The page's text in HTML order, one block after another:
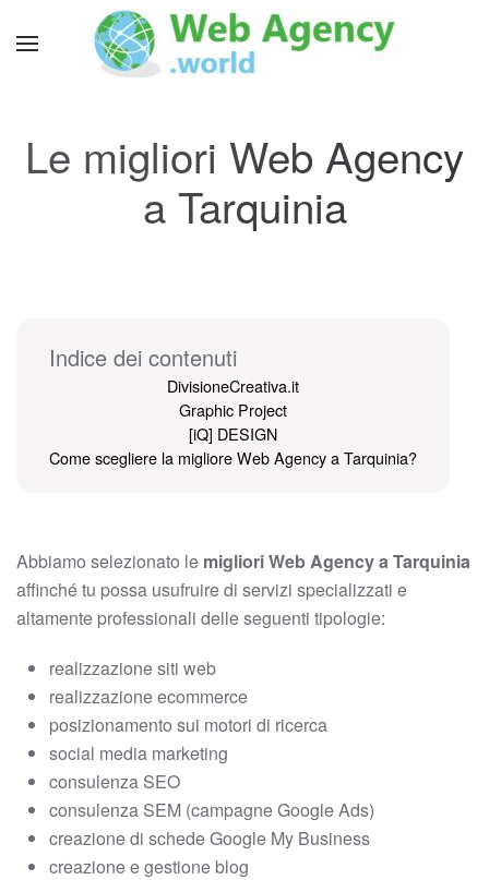
Le migliori Web Agency
a Tarquinia
Indice dei contenuti
DivisioneCreativa.it
Graphic Project
[iQ] DESIGN
Come scegliere la migliore Web Agency a Tarquinia?
Abbiamo selezionato le migliori Web Agency a Tarquinia
affinché tu possa usufruire di servizi specializzati e
altamente professionali delle seguenti tipologie:
realizzazione siti web
realizzazione ecommerce
posizionamento sui motori di ricerca
social media marketing
consulenza SEO
consulenza SEM (campagne Google Ads)
creazione di schede Google My Business
creazione e gestione blog